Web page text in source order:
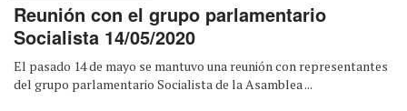
Reunión con el grupo parlamentario
Socialista 14/05/2020
El pasado 14 de mayo se mantuvo una reunión con representantes
del grupo parlamentario Socialista de la Asamblea ...